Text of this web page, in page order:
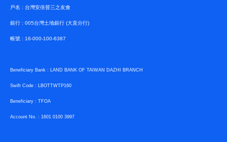
戶名 : 台灣安倍晉三之友會
銀行 : 005台灣土地銀行 (大直分行)
帳號 : 16-000-100-6387
Beneficiary Bank : LAND BANK OF TAIWAN DAZHI BRANCH
Swift Code : LBOTTWTP160
Beneficiary : TFOA
Account No. : 1601 0100 3997